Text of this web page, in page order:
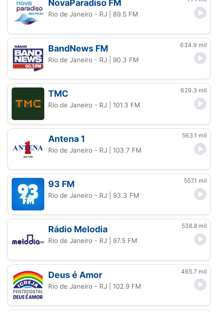
NovaParadiso FM
Rio de Janeiro - RJ | 89.5 FM
BandNews FM 634.9 mil
Rio de Janeiro - RJ | 90.3 FM
TMC 629.3 mil
Rio de Janeiro - RJ | 101.3 FM
Antena 1 563.1 mil
Rio de Janeiro - RJ | 103.7 FM
93 FM 557.1 mil
Rio de Janeiro - RJ | 93.3 FM
Rádio Melodia 538.8 mil
Rio de Janeiro - RJ | 97.5 FM
Deus é Amor 465.7 mil
Rio de Janeiro - RJ | 102.9 FM